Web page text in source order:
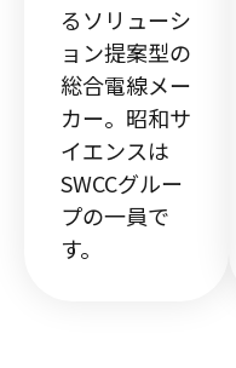
るソリューシ
ョン提案型の
総合電線メー
カー。昭和サ
イエンスは
SWCCグルー
プの一員で
す。